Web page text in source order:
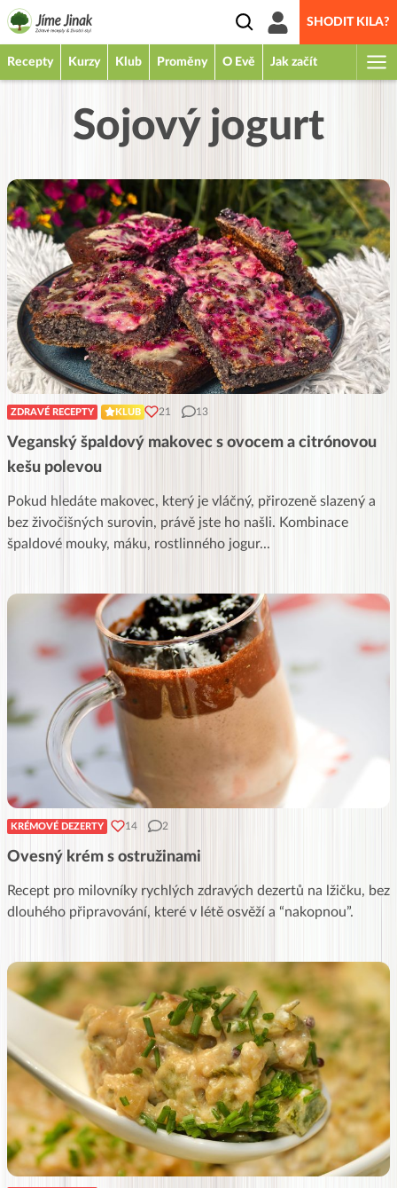
SHODIT KILA?
Recepty Kurzy Klub Proměny O Evě Jak začít
Sojový jogurt
ZDRAVÉ RECEPTY KLUB 21 13
Veganský špaldový makovec s ovocem a citrónovou
kešu polevou
Pokud hledáte makovec, který je vláčný, přirozeně slazený a
bez živočišných surovin, právě jste ho našli. Kombinace
špaldové mouky, máku, rostlinného jogur...
KRÉMOVÉ DEZERTY 14 2
Ovesný krém s ostružinami
Recept pro milovníky rychlých zdravých dezertů na lžičku, bez
dlouhého připravování, které v létě osvěží a “nakopnou”.